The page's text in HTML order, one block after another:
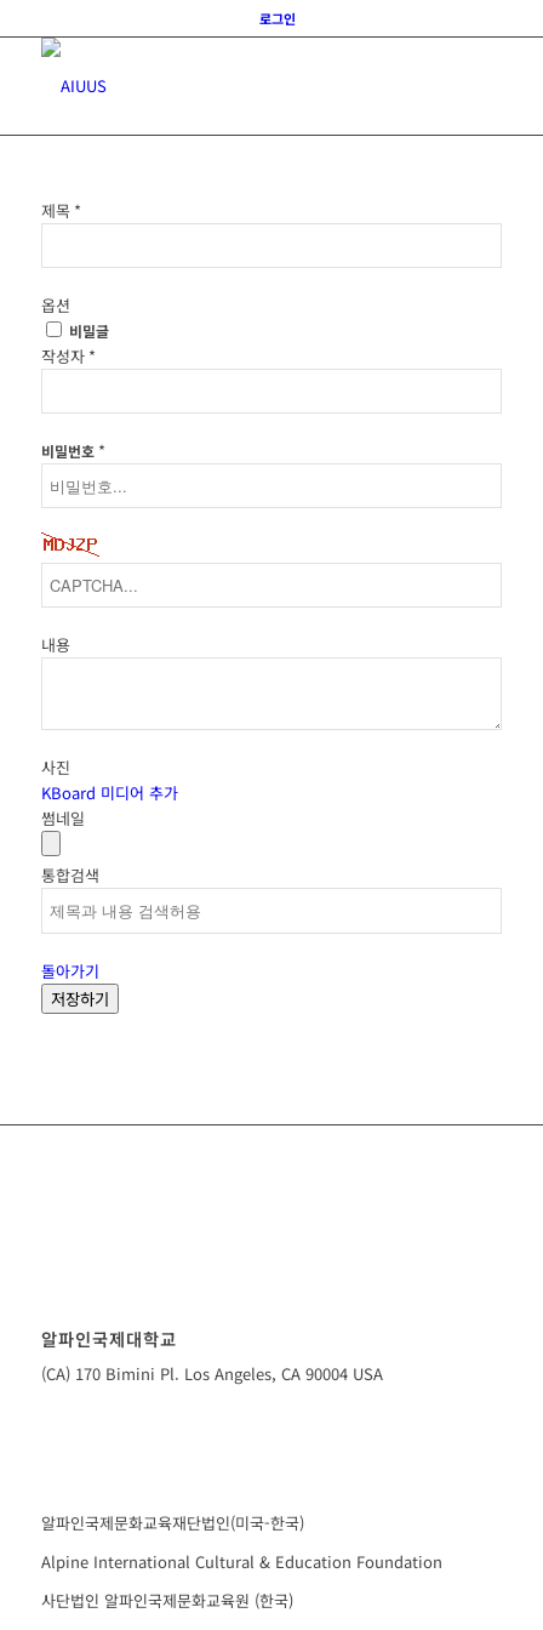
로그인
제목 *
옵션
비밀글
작성자 *
비밀번호 *
내용
사진
KBoard 미디어 추가
썸네일
통합검색
돌아가기
저장하기
알파인국제대학교
(CA) 170 Bimini Pl. Los Angeles, CA 90004 USA
알파인국제문화교육재단법인(미국-한국)
Alpine International Cultural & Education Foundation
사단법인 알파인국제문화교육원 (한국)